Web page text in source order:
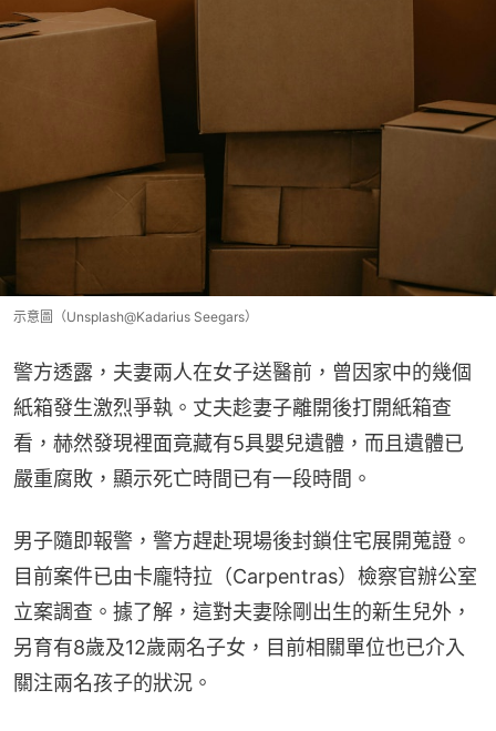
示意圖（Unsplash@Kadarius Seegars）
警方透露，夫妻兩人在女子送醫前，曾因家中的幾個
紙箱發生激烈爭執。丈夫趁妻子離開後打開紙箱查
看，赫然發現裡面竟藏有5具嬰兒遺體，而且遺體已
嚴重腐敗，顯示死亡時間已有一段時間。
男子隨即報警，警方趕赴現場後封鎖住宅展開蒐證。
目前案件已由卡龐特拉（Carpentras）檢察官辦公室
立案調查。據了解，這對夫妻除剛出生的新生兒外，
另育有8歲及12歲兩名子女，目前相關單位也已介入
關注兩名孩子的狀況。